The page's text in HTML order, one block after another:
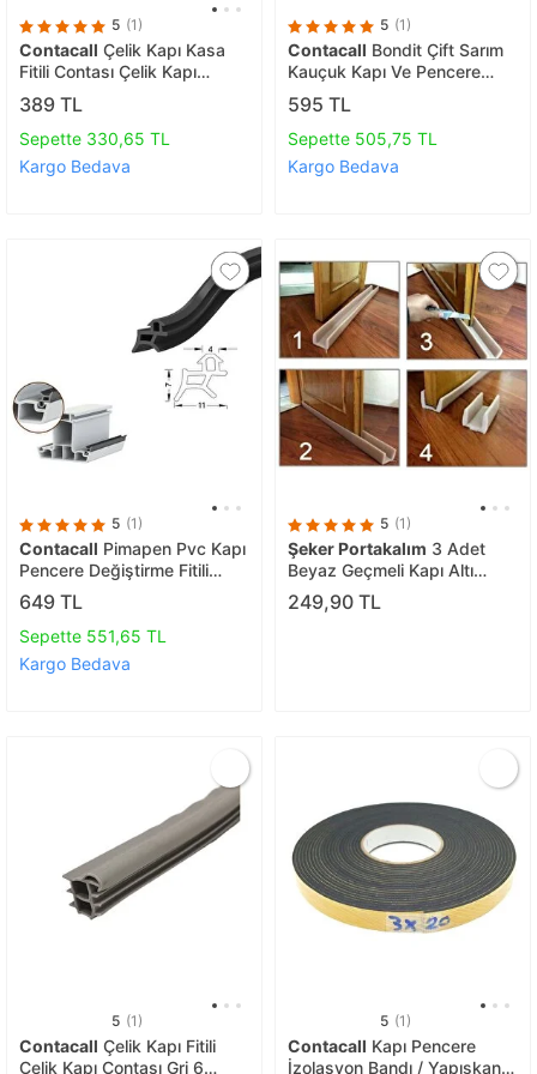
5 (1)
Contacall Çelik Kapı Kasa
Fitili Contası Çelik Kapı
Contası 6 Metre Beyaz
389 TL
Sepette 330,65 TL
Kargo Bedava
5 (1)
Contacall Bondit Çift Sarım
Kauçuk Kapı Ve Pencere
İzolasyon Bandı/fitili 15x2-
30 Metre Siyah Fitil
595 TL
Sepette 505,75 TL
Kargo Bedava
5 (1)
Contacall Pimapen Pvc Kapı
Pencere Değiştirme Fitili
Contası 40 Metre Siyah
649 TL
Sepette 551,65 TL
Kargo Bedava
5 (1)
Şeker Portakalım 3 Adet
Beyaz Geçmeli Kapı Altı
İzolasyon Süngeri Isı Yalıtım
Soğuk Hava Kesici Böcek Ve
249,90 TL
5 (1)
Contacall Çelik Kapı Fitili
Çelik Kapı Contası Gri 6
5 (1)
Contacall Kapı Pencere
İzolasyon Bandı / Yapışkan